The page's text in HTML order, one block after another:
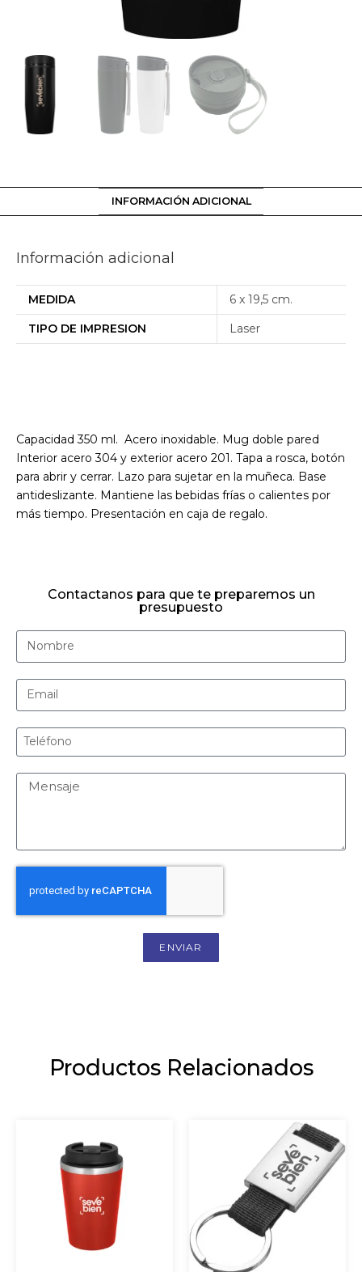
INFORMACIÓN ADICIONAL
Información adicional
MEDIDA
6 x 19,5 cm.
TIPO DE IMPRESION
Laser
Capacidad 350 ml. Acero inoxidable. Mug doble pared
Interior acero 304 y exterior acero 201. Tapa a rosca, botón
para abrir y cerrar. Lazo para sujetar en la muñeca. Base
antideslizante. Mantiene las bebidas frías o calientes por
más tiempo. Presentación en caja de regalo.
Contactanos para que te preparemos un
presupuesto
ENVIAR
Productos Relacionados